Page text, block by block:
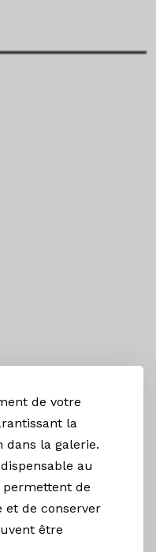
de votre
la
dans la galerie.
au
permettent de
et de conserver
être